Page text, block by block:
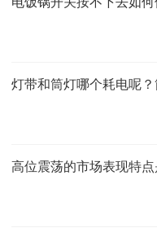
灯带和筒灯哪个耗电呢
高位震荡的市场表现特